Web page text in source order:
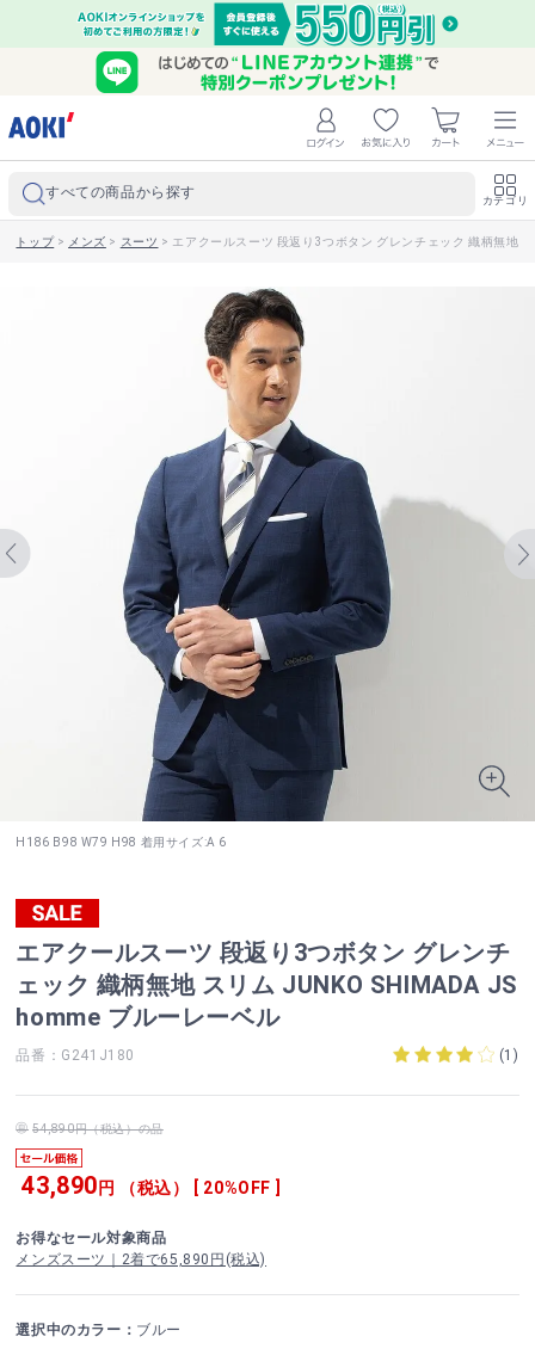
すべての商品から探す カテゴリ
トップ> メンズ > スーツ > エアクールスーツ 段返り3つボタン グレンチェック 織柄無地
H186 B98 W79 H98 着用サイズ:A 6
エアクールスーツ 段返り3つボタン グレンチ
ェック 織柄無地 スリム JUNKO SHIMADA JS
homme ブルーレーベル
品番：G241J180 (1 )
54,890円（税込）の品
43,890 円 （税込） [ 20%OFF ]
お得なセール対象商品
メンズスーツ｜2着で65,890円(税込)
選択中のカラー： ブルー